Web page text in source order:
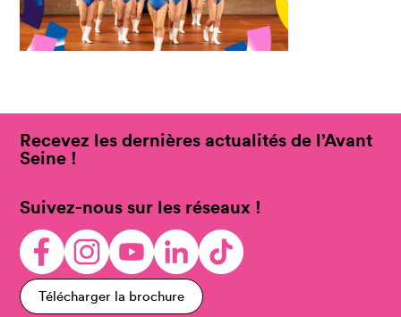
Recevez les dernières actualités de l’Avant
Seine !
Suivez-nous sur les réseaux !
Télécharger la brochure